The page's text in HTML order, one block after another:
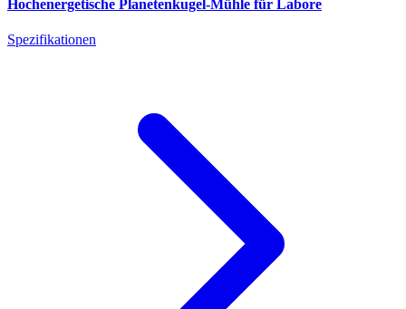
Hochenergetische Planetenkugel-Mühle für Labore
Spezifikationen